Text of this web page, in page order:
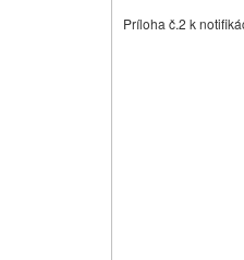
Príloha č.2 k